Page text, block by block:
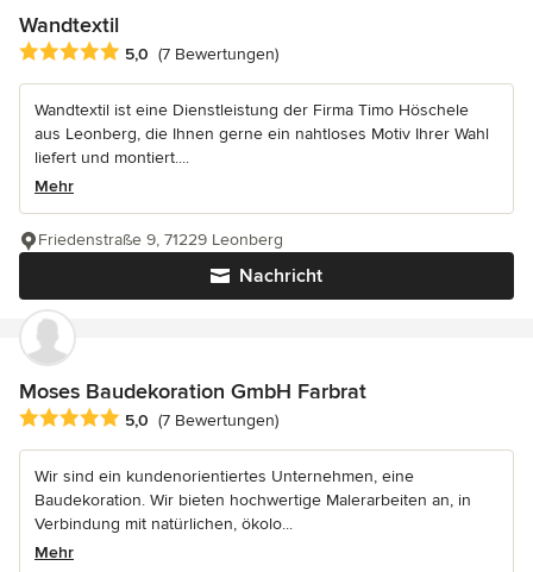
Wandtextil
Durchschnittliche Bewertung: 5 von 5 Sternen
5,0 (7 Bewertungen)
Wandtextil ist eine Dienstleistung der Firma Timo Höschele
aus Leonberg, die Ihnen gerne ein nahtloses Motiv Ihrer Wahl
liefert und montiert....
Mehr
Nachricht
Friedenstraße 9, 71229 Leonberg
Moses Baudekoration GmbH Farbrat
Durchschnittliche Bewertung: 5 von 5 Sternen
5,0 (7 Bewertungen)
Wir sind ein kundenorientiertes Unternehmen, eine
Baudekoration. Wir bieten hochwertige Malerarbeiten an, in
Verbindung mit natürlichen, ökolo...
Mehr